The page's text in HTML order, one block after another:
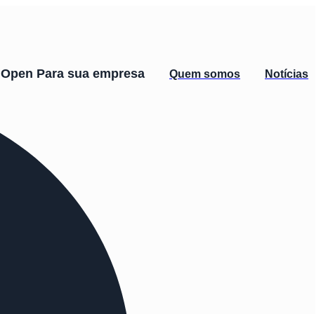
Open Para sua empresa Quem somos Notícias